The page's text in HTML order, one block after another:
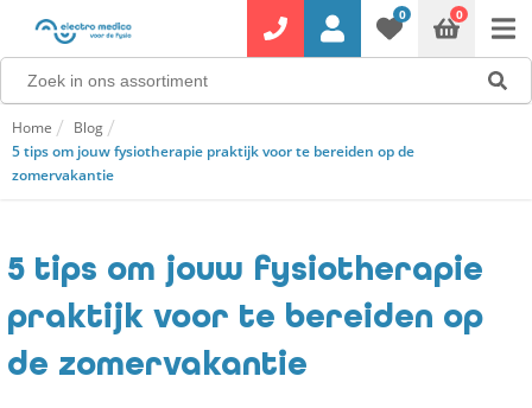
0 0
Home
Blog
5 tips om jouw fysiotherapie praktijk voor te bereiden op de
zomervakantie
5 tips om jouw fysiotherapie
praktijk voor te bereiden op
de zomervakantie